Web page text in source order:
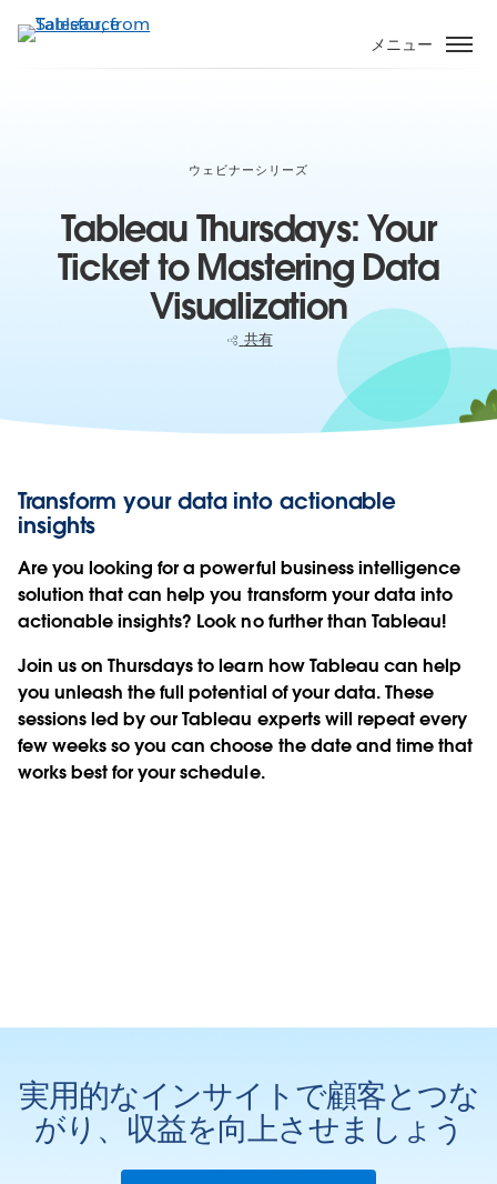
イ
メニュー
ウェビナーシリーズ
Tableau Thursdays: Your
Ticket to Mastering Data
Visualization
共有
Transform your data into actionable
insights
Are you looking for a powerful business intelligence
solution that can help you transform your data into
actionable insights? Look no further than Tableau!
Join us on Thursdays to learn how Tableau can help
you unleash the full potential of your data. These
sessions led by our Tableau experts will repeat every
few weeks so you can choose the date and time that
works best for your schedule.
実用的なインサイトで顧客とつな
がり、収益を向上させましょう